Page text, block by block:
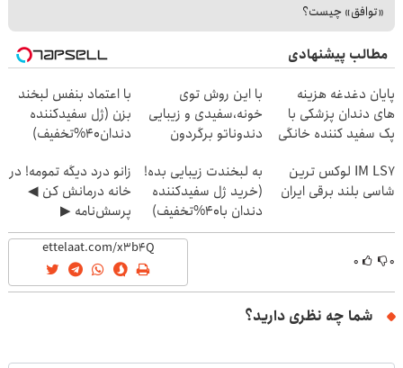
«توافق» چیست؟
مطالب پیشنهادی
پایان دغدغه هزینه
های دندان پزشکی با
پک سفید کننده خانگی
با این روش توی
خونه،سفیدی و زیبایی
دندوناتو برگردون
با اعتماد بنفس لبخند
بزن (ژل سفیدکننده
دندان40%تخفیف)
IM LS7 لوکس ترین
شاسی بلند برقی ایران
به لبخندت زیبایی بده!
(خرید ژل سفیدکننده
دندان با40%تخفیف)
زانو درد دیگه تمومه! در
خانه درمانش کن ◀
پرسش‌نامه ▶
۰ ۰
شما چه نظری دارید؟